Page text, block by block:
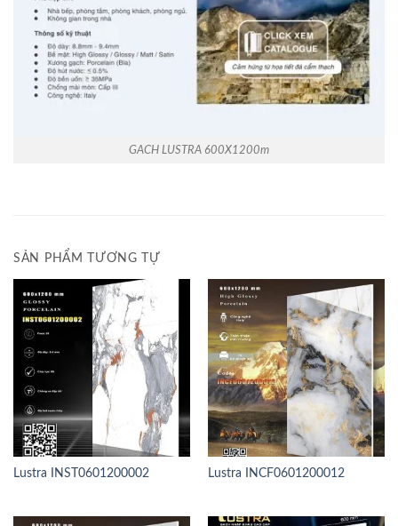
GACH LUSTRA 600X1200m
SẢN PHẨM TƯƠNG TỰ
Lustra INST0601200002 Lustra INCF0601200012